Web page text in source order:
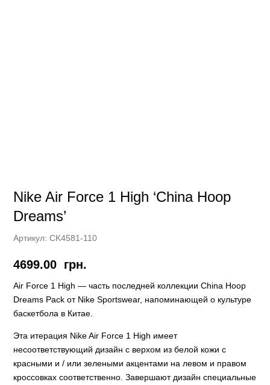
Nike Air Force 1 High ‘China Hoop
Dreams’
Артикул:CK4581-110
4699.00 грн.
Air Force 1 High — часть последней коллекции China Hoop
Dreams Pack от Nike Sportswear, напоминающей о культуре
баскетбола в Китае.
Эта итерация Nike Air Force 1 High имеет
несоответствующий дизайн с верхом из белой кожи с
красными и / или зелеными акцентами на левом и правом
кроссовках соответственно. Завершают дизайн специальные